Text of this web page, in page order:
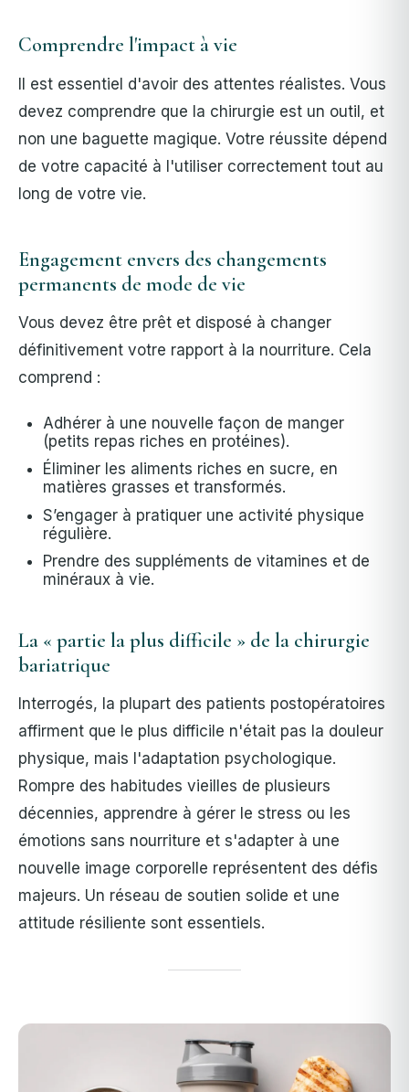
Comprendre l'impact à vie
Il est essentiel d'avoir des attentes réalistes. Vous
devez comprendre que la chirurgie est un outil, et
non une baguette magique. Votre réussite dépend
de votre capacité à l'utiliser correctement tout au
long de votre vie.
Engagement envers des changements
permanents de mode de vie
Vous devez être prêt et disposé à changer
définitivement votre rapport à la nourriture. Cela
comprend :
Adhérer à une nouvelle façon de manger
(petits repas riches en protéines).
Éliminer les aliments riches en sucre, en
matières grasses et transformés.
S’engager à pratiquer une activité physique
régulière.
Prendre des suppléments de vitamines et de
minéraux à vie.
La « partie la plus difficile » de la chirurgie
bariatrique
Interrogés, la plupart des patients postopératoires
affirment que le plus difficile n'était pas la douleur
physique, mais l'adaptation psychologique.
Rompre des habitudes vieilles de plusieurs
décennies, apprendre à gérer le stress ou les
émotions sans nourriture et s'adapter à une
nouvelle image corporelle représentent des défis
majeurs. Un réseau de soutien solide et une
attitude résiliente sont essentiels.